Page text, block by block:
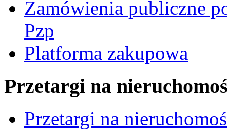
Zamówienia publiczne
Pzp
Platforma zakupowa
Przetargi na
Przetargi na